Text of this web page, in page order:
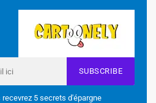
SUBSCRIBE
5 secrets d'épargne